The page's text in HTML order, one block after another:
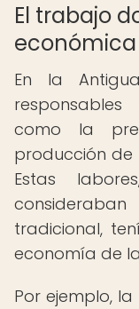
El trabajo
económica
En la
como la
producción de
Estas
tradicional,
economía de
Por ejemplo,